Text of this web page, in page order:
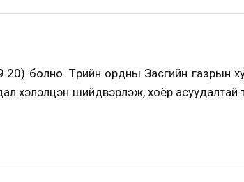
болно. Төрийн ордны Засгийн газрын
хэлэлцэн шийдвэрлэж, хоёр